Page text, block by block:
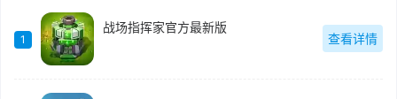
1
战场指挥家官方最新版
查看详情